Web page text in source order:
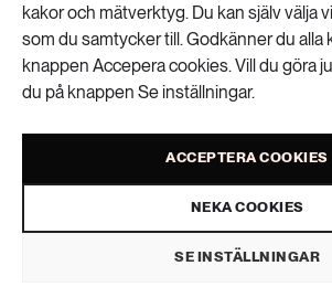
kakor och mätverktyg. Du kan själv välja
som du samtycker till. Godkänner du alla
knappen Accepera cookies. Vill du göra
du på knappen Se inställningar.
ACCEPTERA COOKIES
NEKA COOKIES
SE INSTÄLLNINGAR
Nyhetsbrev
Få kunskapen, idéerna och de
för ett hållbart samhälle.
information kopplat till Extrakts verksamhet. Du
upp nyhetsbrevet, vilket innebär att du inte längre